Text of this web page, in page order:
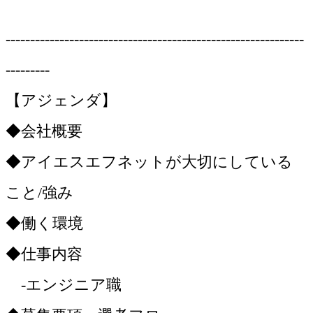
-------------------------------------------------------------
---------
【アジェンダ】
◆会社概要
◆アイエスエフネットが大切にしている
こと/強み
◆働く環境
◆仕事内容
-エンジニア職